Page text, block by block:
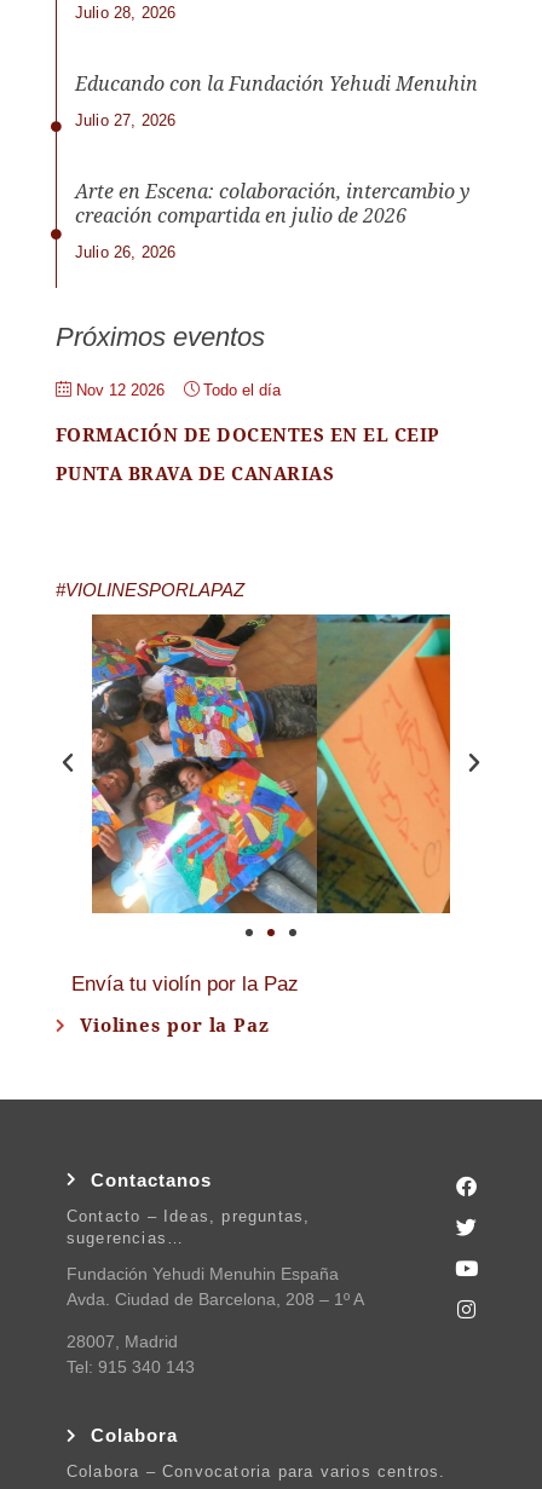
Julio 28, 2026
Educando con la Fundación Yehudi Menuhin
Julio 27, 2026
Arte en Escena: colaboración, intercambio y
creación compartida en julio de 2026
Julio 26, 2026
Próximos eventos
Nov 12 2026 Todo el día
FORMACIÓN DE DOCENTES EN EL CEIP
PUNTA BRAVA DE CANARIAS
#VIOLINESPORLAPAZ
Envía tu violín por la Paz
Violines por la Paz
Contactanos
Contacto – Ideas, preguntas,
sugerencias…
Fundación Yehudi Menuhin España
Avda. Ciudad de Barcelona, 208 – 1º A
28007, Madrid
Tel: 915 340 143
Colabora
Colabora – Convocatoria para varios centros.